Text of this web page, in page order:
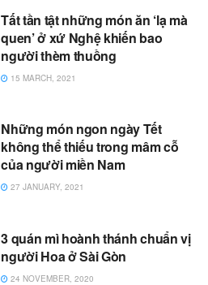
Tất tần tật những món ăn ‘lạ mà
quen’ ở xứ Nghệ khiến bao
người thèm thuồng
15 MARCH, 2021
Những món ngon ngày Tết
không thể thiếu trong mâm cỗ
của người miền Nam
27 JANUARY, 2021
3 quán mì hoành thánh chuẩn vị
người Hoa ở Sài Gòn
24 NOVEMBER, 2020